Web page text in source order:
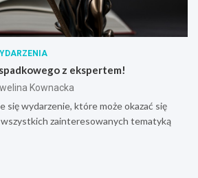
z ekspertem!
Kownacka
się wydarzenie, które może okazać się
zainteresowanych tematyką